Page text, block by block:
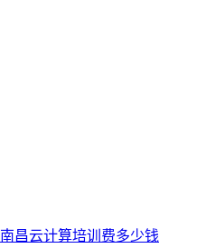
南昌云计算培训费多少钱